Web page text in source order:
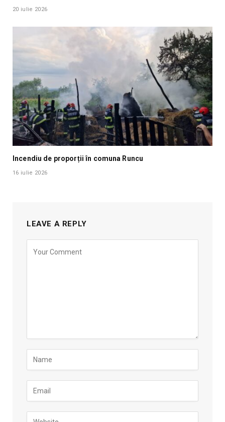
20 iulie 2026
Incendiu de proporții în comuna Runcu
16 iulie 2026
LEAVE A REPLY